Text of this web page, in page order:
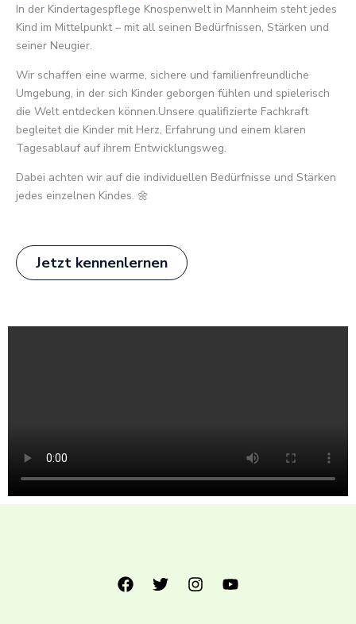
In der Kindertagespflege Knospenwelt in Mannheim steht jedes
Kind im Mittelpunkt – mit all seinen Bedürfnissen, Stärken und
seiner Neugier.
Wir schaffen eine warme, sichere und familienfreundliche
Umgebung, in der sich Kinder geborgen fühlen und spielerisch
die Welt entdecken können.Unsere qualifizierte Fachkraft
begleitet die Kinder mit Herz, Erfahrung und einem klaren
Tagesablauf auf ihrem Entwicklungsweg.
Dabei achten wir auf die individuellen Bedürfnisse und Stärken
jedes einzelnen Kindes. 🌼
Jetzt kennenlernen